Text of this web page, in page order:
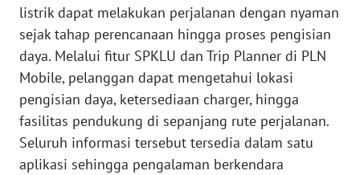
listrik dapat melakukan perjalanan dengan nyaman
sejak tahap perencanaan hingga proses pengisian
daya. Melalui fitur SPKLU dan Trip Planner di PLN
Mobile, pelanggan dapat mengetahui lokasi
pengisian daya, ketersediaan charger, hingga
fasilitas pendukung di sepanjang rute perjalanan.
Seluruh informasi tersebut tersedia dalam satu
aplikasi sehingga pengalaman berkendara
WN
NUSANTARA
WN
JOGJA
WN
JATIM